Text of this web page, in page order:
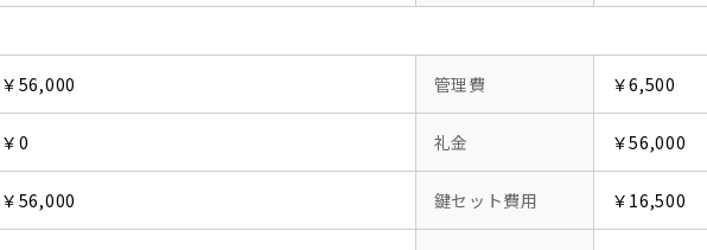
￥56,000 管理費 ￥6,500
￥0 礼金 ￥56,000
￥56,000 鍵セット費用 ￥16,500